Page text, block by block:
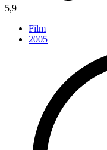
5,9
Film
2005